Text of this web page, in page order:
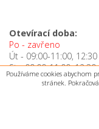
Otevírací doba:
Po - zavřeno
Út - 09:00-11:00,
St - 09:00-11:00, 12:30
Čt - zavřeno
Pá - 09:00-11:00,
Používáme cookies abychom
stránek.